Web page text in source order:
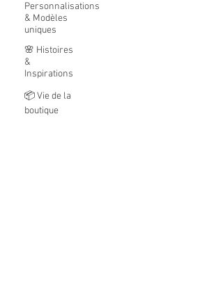
Personnalisations
& Modèles
uniques
🌸 Histoires
&
Inspirations
📦 Vie de la
boutique